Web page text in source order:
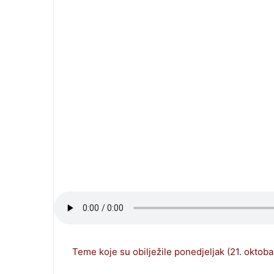
Teme koje su obilježile ponedjeljak (21.